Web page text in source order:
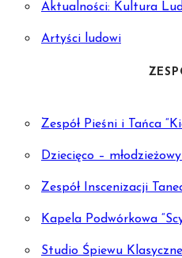
Aktualności: Kultura
Artyści ludowi
Zespół Pieśni i Tańca
Dziecięco –
Zespół Inscenizacji
Kapela Podwórkowa
Studio Śpiewu